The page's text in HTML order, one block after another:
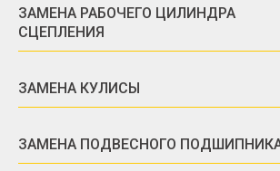
ЗАМЕНА РАБОЧЕГО ЦИЛИНДРА
СЦЕПЛЕНИЯ
ЗАМЕНА КУЛИСЫ
ЗАМЕНА ПОДВЕСНОГО